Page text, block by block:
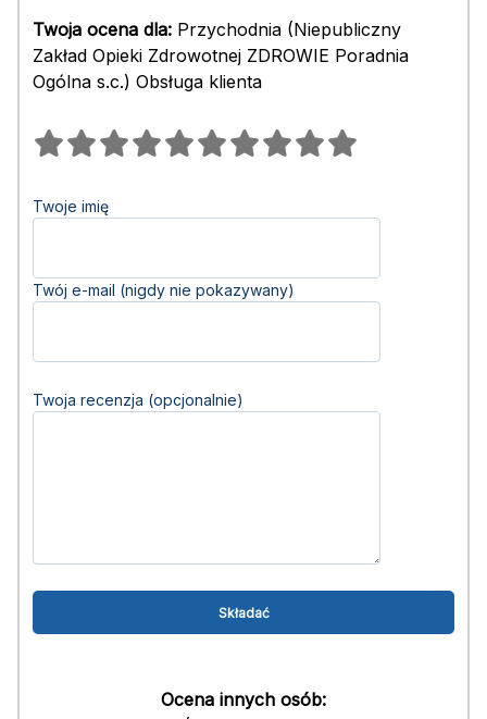
Twoja ocena dla: Przychodnia (Niepubliczny
Zakład Opieki Zdrowotnej ZDROWIE Poradnia
Ogólna s.c.) Obsługa klienta
Twoje imię
Twój e-mail (nigdy nie pokazywany)
Twoja recenzja (opcjonalnie)
Ocena innych osób: